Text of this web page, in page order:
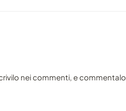
nei commenti, e commentalo